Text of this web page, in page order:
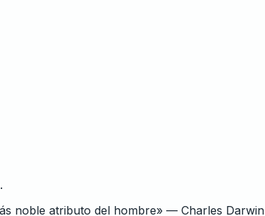
noble atributo del hombre» — Charles Darwin